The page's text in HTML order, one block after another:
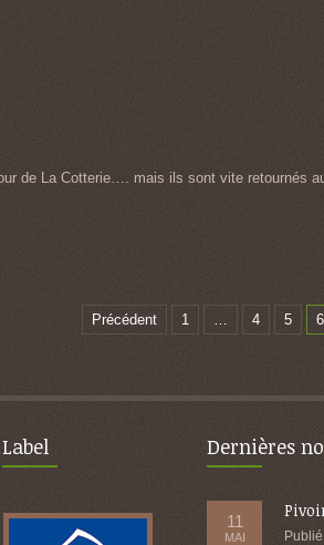
de La Cotterie…. mais ils sont vite retournés
Précédent 1 … 4 5 6
Label Dernières
11
MAI